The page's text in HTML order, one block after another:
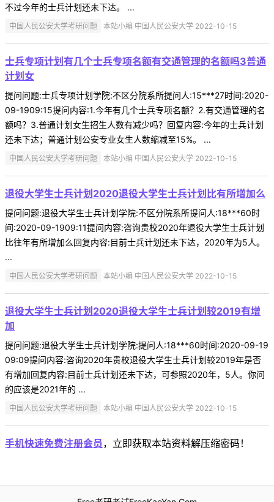
不过今年的士兵计划还未下达。 ...
中国人民公安大学考研问题 本站小编 中国人民公安大学 2022-10-15
士兵专项计划有几个士兵专项名额有交通管理的名额吗3普通
计划女
提问问题:士兵专项计划学院:不区分院系所提问人:15***27时间:2020-
09-1909:15提问内容:1.今年有几个士兵专项名额？2.有交通管理的名
额吗？3.普通计划女生招生人数有减少吗？回复内容:今年的士兵计划
还未下达；普通计划公安专业女生人数缩减至15%。 ...
中国人民公安大学考研问题 本站小编 中国人民公安大学 2022-10-15
退役大学生士兵计划2020退役大学生士兵计划比有所增加么
提问问题:退役大学生士兵计划学院:不区分院系所提问人:18***60时
间:2020-09-1909:11提问内容:咨询贵校2020年退役大学生士兵计划
比往年有所增加么回复内容:目前士兵计划还未下达，2020年为5人。
...
中国人民公安大学考研问题 本站小编 中国人民公安大学 2022-10-15
退役大学生士兵计划2020退役大学生士兵计划较2019有增
加
提问问题:退役大学生士兵计划学院:提问人:18***60时间:2020-09-19
09:09提问内容:咨询2020年贵校退役大学生士兵计划较2019年是否
有增加回复内容:目前士兵计划还未下达，可参照2020年，5人。你问
的应该是2021年的 ...
中国人民公安大学考研问题 本站小编 中国人民公安大学 2022-10-15
手机快速免费注册会员 ，立即获取本站资料解压缩密码！